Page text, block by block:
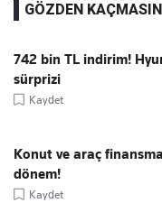
GÖZDEN KAÇMASIN
742 bin TL indirim!
sürprizi
Kaydet
Konut ve araç
dönem!
Kaydet